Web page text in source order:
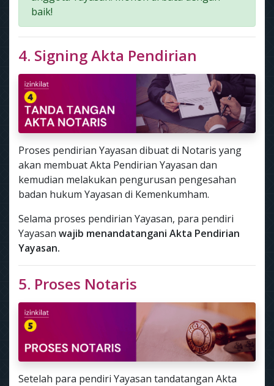
baik!
4. Signing Akta Pendirian
Proses pendirian Yayasan dibuat di Notaris yang
akan membuat Akta Pendirian Yayasan dan
kemudian melakukan pengurusan pengesahan
badan hukum Yayasan di Kemenkumham.
Selama proses pendirian Yayasan, para pendiri
Yayasan wajib menandatangani Akta Pendirian
Yayasan.
5. Proses Notaris
Setelah para pendiri Yayasan tandatangan Akta